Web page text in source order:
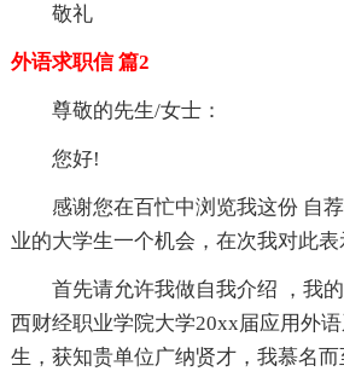
敬礼
外语求职信 篇2
尊敬的先生/女士：
您好!
感谢您在百忙中浏览我这份 自
业的大学生一个机会，在次我对此
首先请允许我做自我介绍 ，我
西财经职业学院大学20xx届应用外
生，获知贵单位广纳贤才，我慕名